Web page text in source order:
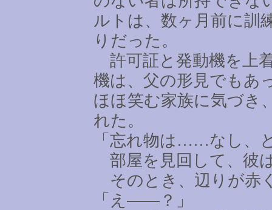
ルトは、数ヶ月前に訓
りだった。
許可証と発動機を上
機は、父の形見でもあ
ほほ笑む家族に気づき
れた。
「忘れ物は ……なし、
部屋を見回して、彼
そのとき、辺りが赤
「え――？」